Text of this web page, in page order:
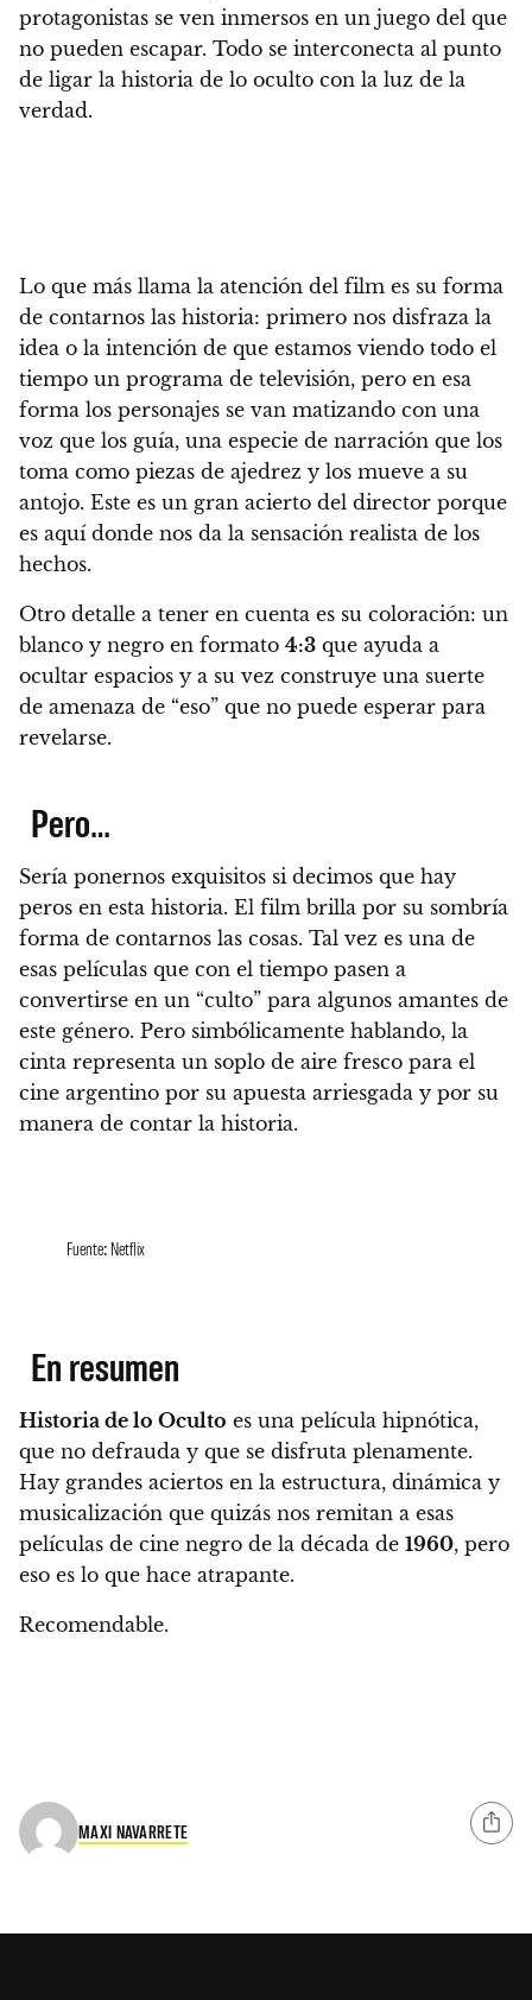
protagonistas se ven inmersos en un juego del que
no pueden escapar. Todo se interconecta al punto
de ligar la historia de lo oculto con la luz de la
verdad.
Lo que más llama la atención del film es su forma
de contarnos las historia: primero nos disfraza la
idea o la intención de que estamos viendo todo el
tiempo un programa de televisión, pero en esa
forma los personajes se van matizando con una
voz que los guía, una especie de narración que los
toma como piezas de ajedrez y los mueve a su
antojo. Este es un gran acierto del director porque
es aquí donde nos da la sensación realista de los
hechos.
Otro detalle a tener en cuenta es su coloración: un
blanco y negro en formato 4:3 que ayuda a
ocultar espacios y a su vez construye una suerte
de amenaza de “eso” que no puede esperar para
revelarse.
Pero…
Sería ponernos exquisitos si decimos que hay
peros en esta historia. El film brilla por su sombría
forma de contarnos las cosas. Tal vez es una de
esas películas que con el tiempo pasen a
convertirse en un “culto” para algunos amantes de
este género. Pero simbólicamente hablando, la
cinta representa un soplo de aire fresco para el
cine argentino por su apuesta arriesgada y por su
manera de contar la historia.
Fuente: Netflix
En resumen
Historia de lo Oculto es una película hipnótica,
que no defrauda y que se disfruta plenamente.
Hay grandes aciertos en la estructura, dinámica y
musicalización que quizás nos remitan a esas
películas de cine negro de la década de 1960, pero
eso es lo que hace atrapante.
Recomendable.
MAXI NAVARRETE